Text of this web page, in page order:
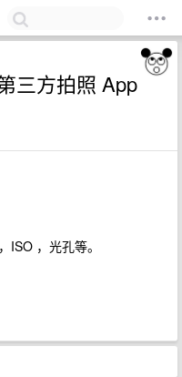
三方拍照 App
ISO ，光孔等。